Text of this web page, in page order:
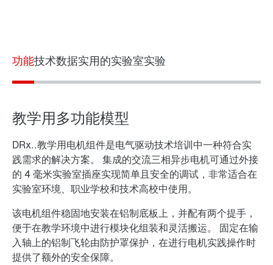
功能技术数据实用的实验室实验
教学用多功能模型
DRx..教学用电机组件是电气驱动技术培训中一种符合实
践需求的解决方案。 集成的交流三相异步电机可通过外接
的 4 毫米实验室插座实现简单且安全的调试，非常适合在
实验室环境、职业学校和技术高校中使用。
该电机组件稳固地安装在铝制底板上，并配有两个提手，
便于在教学环境中进行模块化组装和灵活搬运。 固定在输
入轴上的铝制飞轮由防护罩保护，在进行电机实践操作时
提供了额外的安全保障。